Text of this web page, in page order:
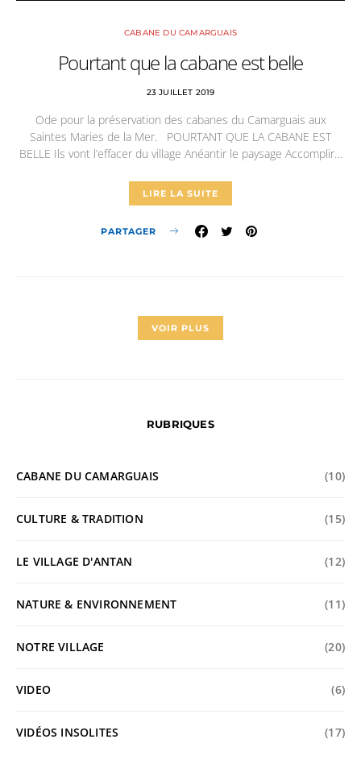
CABANE DU CAMARGUAIS
Pourtant que la cabane est belle
23 JUILLET 2019
Ode pour la préservation des cabanes du Camarguais aux
Saintes Maries de la Mer. POURTANT QUE LA CABANE EST
BELLE Ils vont l’effacer du village Anéantir le paysage Accomplir…
LIRE LA SUITE
PARTAGER
VOIR PLUS
RUBRIQUES
CABANE DU CAMARGUAIS (10)
CULTURE & TRADITION (15)
LE VILLAGE D'ANTAN (12)
NATURE & ENVIRONNEMENT (11)
NOTRE VILLAGE (20)
VIDEO (6)
VIDÉOS INSOLITES (17)